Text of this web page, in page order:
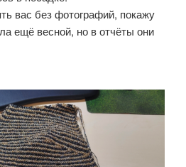
вас без фотографий, покажу
ещё весной, но в отчёты они